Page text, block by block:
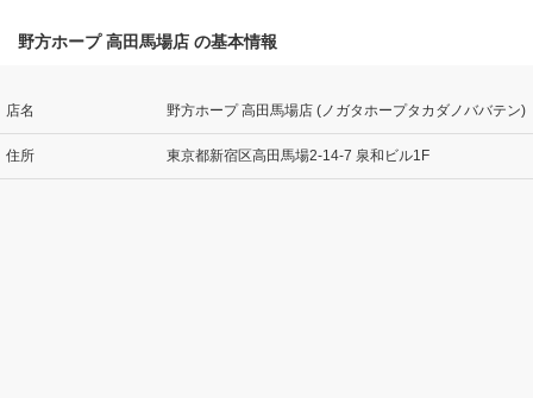
野方ホープ 高田馬場店 の基本情報
店名 野方ホープ 高田馬場店 (ノガタホープタカダノババテン)
住所 東京都新宿区高田馬場2-14-7 泉和ビル1F